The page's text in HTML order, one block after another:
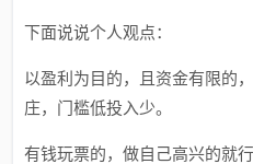
下面说说个人观点：
以盈利为目的，且资金有限的
庄，门槛低投入少。
有钱玩票的，做自己高兴的就行